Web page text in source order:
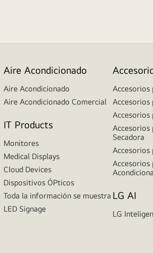
Aire Acondicionado
Aire Acondicionado
Aire Acondicionado Comercial
IT Products
Monitores
Medical Displays
Cloud Devices
Dispositivos ÓPticos
Toda la información se muestra
LED Signage
Accesorios
Accesorios
Accesorios
Accesorios
Secadora
Accesorios
Accesorios
LG AI
LG